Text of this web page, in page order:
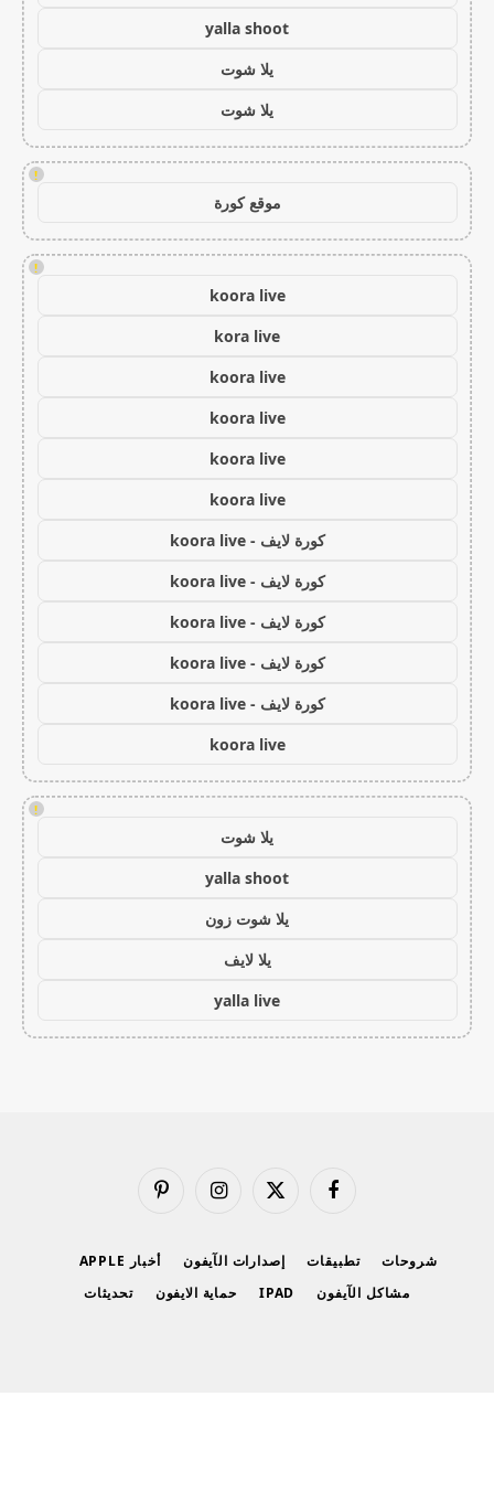
yalla shoot
يلا شوت
يلا شوت
!
موقع كورة
!
koora live
kora live
koora live
koora live
koora live
koora live
كورة لايف - koora live
كورة لايف - koora live
كورة لايف - koora live
كورة لايف - koora live
كورة لايف - koora live
koora live
!
يلا شوت
yalla shoot
يلا شوت زون
يلا لايف
yalla live
فيسبوك
X
الانستغرامبينتيريست
شروحات تطبيقات إصدارات الآيفون
أخبار APPLE
مشاكل الآيفون
IPAD حماية الايفون تحديثات